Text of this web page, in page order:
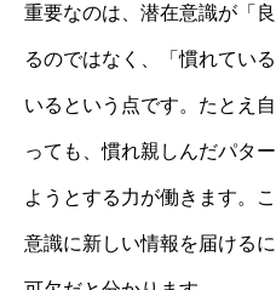
重要なのは、潜在意識が「
るのではなく、「慣れてい
いるという点です。たとえ
っても、慣れ親しんだパタ
ようとする力が働きます。
意識に新しい情報を届ける